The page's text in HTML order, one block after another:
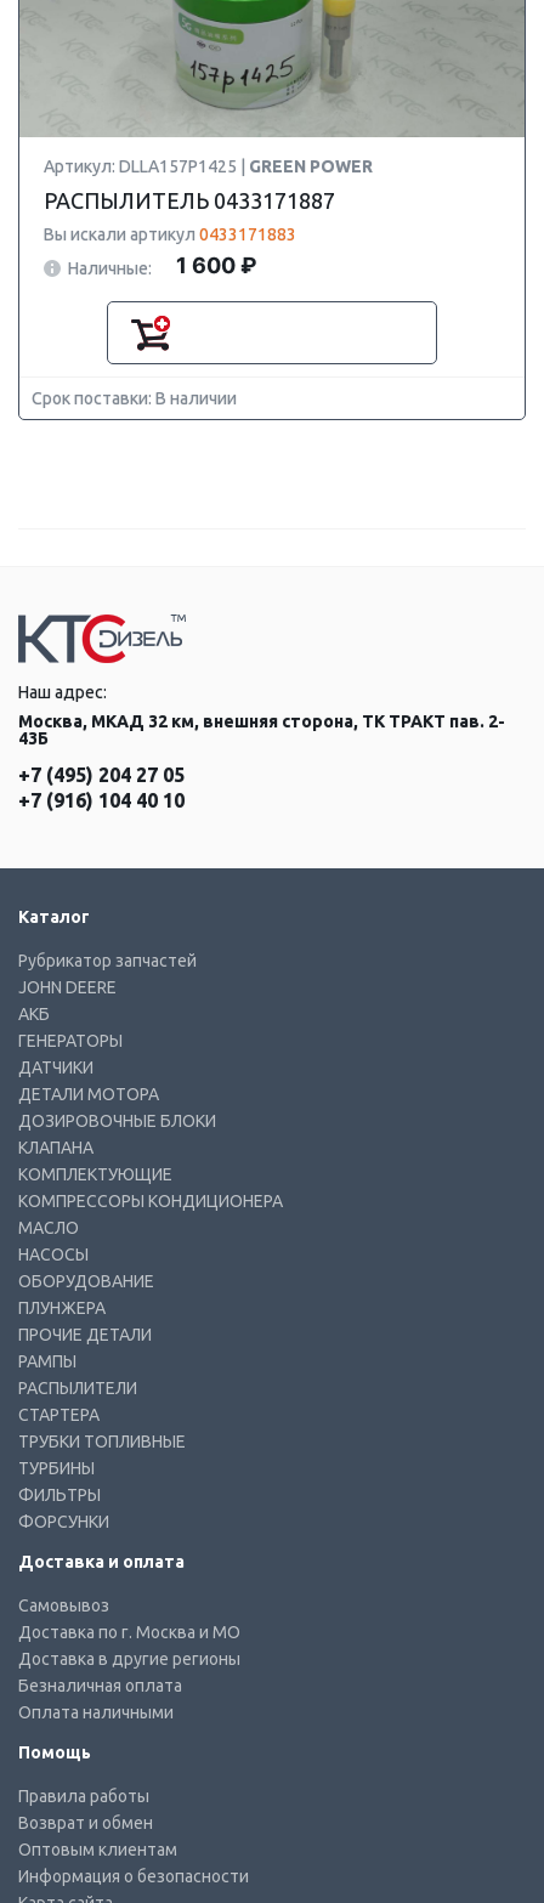
Артикул: DLLA157P1425 | GREEN POWER
РАСПЫЛИТЕЛЬ 0433171887
Вы искали артикул 0433171883
Наличные:
1 600 ₽
Срок поставки: В наличии
Наш адрес:
Москва, МКАД 32 км, внешняя сторона, ТК ТРАКТ пав. 2-
43Б
+7 (495) 204 27 05
+7 (916) 104 40 10
Каталог
Рубрикатор запчастей
JOHN DEERE
АКБ
ГЕНЕРАТОРЫ
ДАТЧИКИ
ДЕТАЛИ МОТОРА
ДОЗИРОВОЧНЫЕ БЛОКИ
КЛАПАНА
КОМПЛЕКТУЮЩИЕ
КОМПРЕССОРЫ КОНДИЦИОНЕРА
МАСЛО
НАСОСЫ
ОБОРУДОВАНИЕ
ПЛУНЖЕРА
ПРОЧИЕ ДЕТАЛИ
РАМПЫ
РАСПЫЛИТЕЛИ
СТАРТЕРА
ТРУБКИ ТОПЛИВНЫЕ
ТУРБИНЫ
ФИЛЬТРЫ
ФОРСУНКИ
Доставка и оплата
Самовывоз
Доставка по г. Москва и МО
Доставка в другие регионы
Безналичная оплата
Оплата наличными
Помощь
Правила работы
Возврат и обмен
Оптовым клиентам
Информация о безопасности